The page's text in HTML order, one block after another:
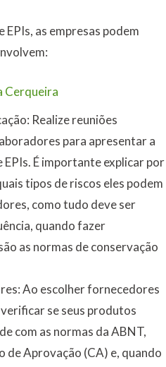
as empresas podem
Realize reuniões
para apresentar a
É importante explicar por
tipos de riscos eles podem
como tudo deve ser
quando fazer
as normas de conservação
Ao escolher fornecedores
se seus produtos
com as normas da ABNT,
de Aprovação (CA) e, quando